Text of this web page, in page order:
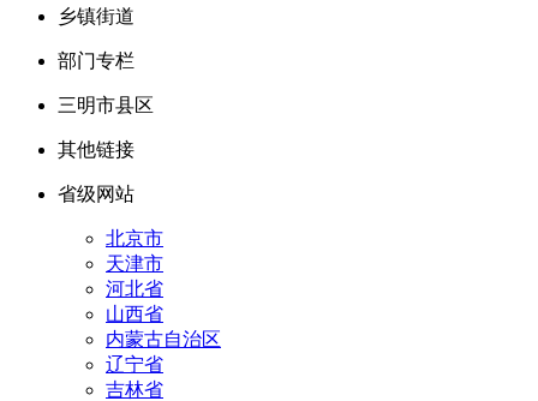
乡镇街道
部门专栏
三明市县区
其他链接
省级网站
北京市
天津市
河北省
山西省
内蒙古自治区
辽宁省
吉林省